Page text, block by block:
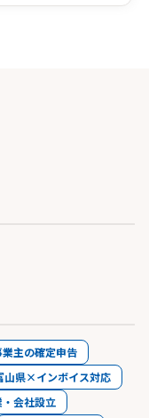
主の確定申告
山県×インボイス対応
会社設立